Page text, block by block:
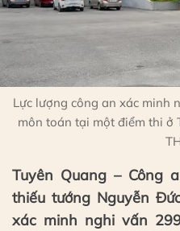
Lực lượng công an xác minh
môn toán tại một điểm thi ở
Tuyên Quang – Công
thiếu tướng Nguyễn
xác minh nghi vấn